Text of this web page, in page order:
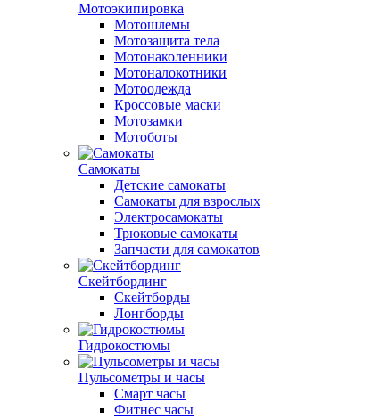
Мотоэкипировка
Мотошлемы
Мотозащита тела
Мотонаколенники
Мотоналокотники
Мотоодежда
Кроссовые маски
Мотозамки
Мотоботы
Самокаты
Детские самокаты
Самокаты для взрослых
Электросамокаты
Трюковые самокаты
Запчасти для самокатов
Скейтбординг
Скейтборды
Лонгборды
Гидрокостюмы
Пульсометры и часы
Смарт часы
Фитнес часы